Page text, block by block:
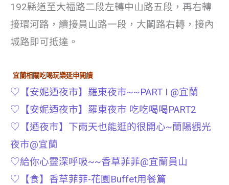
192縣道至大福路二段左轉中山路五段，再右轉
接環河路，續接員山路一段，大鬮路右轉，接內
城路即可抵達。
宜蘭相關吃喝玩樂延申閱讀
♡【安妮迺夜市】羅東夜市~~PART I @宜蘭
♡【安妮迺夜市】羅東夜市 吃吃喝喝PART2
♡【迺夜市】下雨天也能逛的很開心~蘭陽觀光
夜市@宜蘭
♡給你心靈深呼吸~~香草菲菲@宜蘭員山
♡【食】香草菲菲-花園Buffet用餐篇